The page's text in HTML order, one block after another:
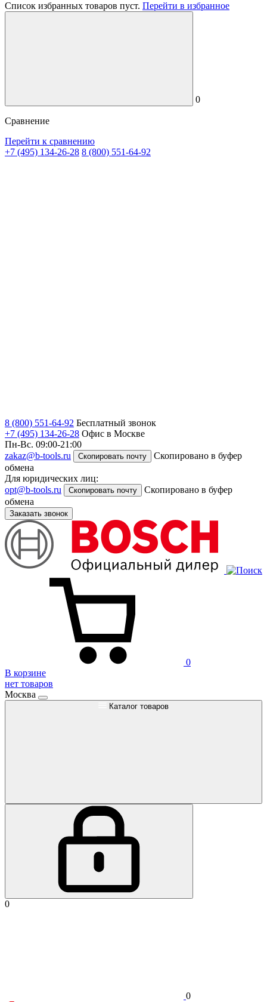
Список избранных товаров пуст. Перейти в избранное
0
Сравнение
Перейти к сравнению
+7 (495) 134-26-28 8 (800) 551-64-92
8 (800) 551-64-92 Бесплатный звонок
+7 (495) 134-26-28 Офис в Москве
Пн-Вс. 09:00-21:00
zakaz@b-tools.ru
Скопировать почту
Скопировано в буфер
обмена
Для юридических лиц:
opt@b-tools.ru
Скопировать почту
Скопировано в буфер
обмена
Заказать звонок
0
В корзине
нет товаров
Москва
Каталог товаров
0
0